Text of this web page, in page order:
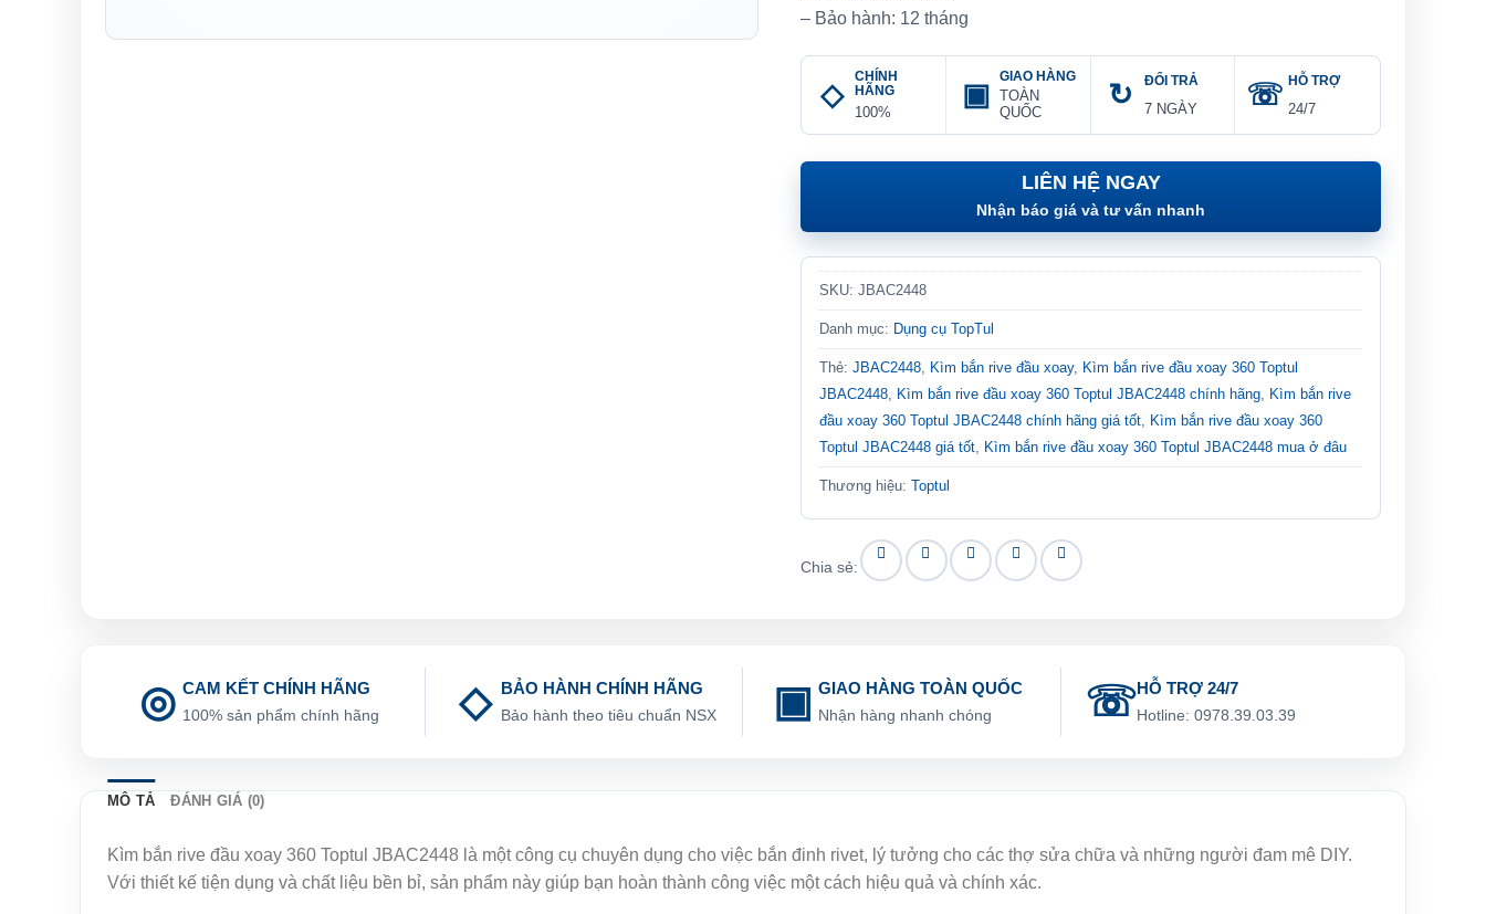
– Bảo hành: 12 tháng
CHÍNH
HÃNG
100%
GIAO HÀNG
TOÀN
QUỐC
ĐỔI TRẢ
7 NGÀY
HỖ TRỢ
24/7
LIÊN HỆ NGAY
Nhận báo giá và tư vấn nhanh
SKU:JBAC2448
Danh mục: Dụng cụ TopTul
Thẻ:JBAC2448, Kìm bắn rive đầu xoay, Kìm bắn rive đầu xoay 360 Toptul
JBAC2448, Kìm bắn rive đầu xoay 360 Toptul JBAC2448 chính hãng, Kìm bắn rive
đầu xoay 360 Toptul JBAC2448 chính hãng giá tốt, Kìm bắn rive đầu xoay 360
Toptul JBAC2448 giá tốt, Kìm bắn rive đầu xoay 360 Toptul JBAC2448 mua ở đâu
Thương hiệu:Toptul
Chia sẻ:
CAM KẾT CHÍNH HÃNG
100% sản phẩm chính hãng
BẢO HÀNH CHÍNH HÃNG
Bảo hành theo tiêu chuẩn NSX
GIAO HÀNG TOÀN QUỐC
Nhận hàng nhanh chóng
HỖ TRỢ 24/7
Hotline: 0978.39.03.39
MÔ TẢ ĐÁNH GIÁ (0)
Kìm bắn rive đầu xoay 360 Toptul JBAC2448 là một công cụ chuyên dụng cho việc bắn đinh rivet, lý tưởng cho các thợ sửa chữa và những người đam mê DIY.
Với thiết kế tiện dụng và chất liệu bền bỉ, sản phẩm này giúp bạn hoàn thành công việc một cách hiệu quả và chính xác.